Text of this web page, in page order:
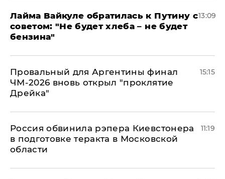
Лайма Вайкуле обратилась к Путину с
советом: "Не будет хлеба – не будет
бензина"
13:09
Провальный для Аргентины финал
ЧМ-2026 вновь открыл "проклятие
Дрейка"
15:15
Россия обвинила рэпера Киевстонера
в подготовке теракта в Московской
области
11:19